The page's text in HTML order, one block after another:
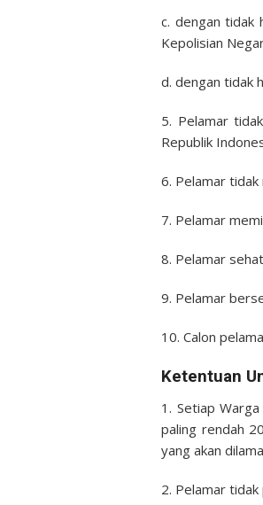
c. dengan tidak
Kepolisian
d. dengan tidak
5. Pelamar
Republik
6. Pelamar
7. Pelamar
8. Pelamar
9. Pelamar
10. Calon
Ketentuan
1. Setiap
paling rendah
yang akan
2. Pelamar